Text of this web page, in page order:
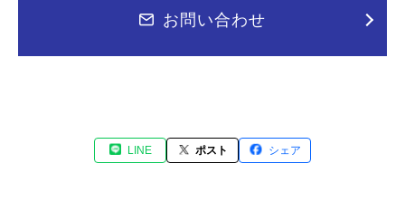
お問い合わせ
LINE ポスト シェア